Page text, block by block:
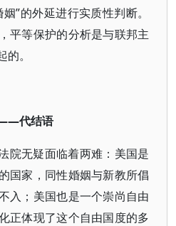
”的外延进行实质性判断。
平等保护的分析是与联邦主
。
代结语
院无疑面临着两难：美国是
国家，同性婚姻与新教所倡
入；美国也是一个崇尚自由
正体现了这个自由国度的多